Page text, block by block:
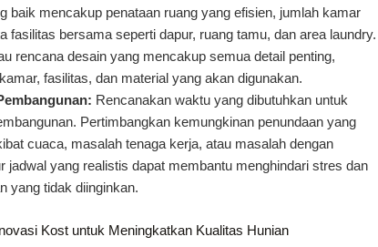
baik mencakup penataan ruang yang efisien, jumlah kamar
fasilitas bersama seperti dapur, ruang tamu, dan area laundry.
rencana desain yang mencakup semua detail penting,
fasilitas, dan material yang akan digunakan.
Rencanakan waktu yang dibutuhkan untuk
Pertimbangkan kemungkinan penundaan yang
cuaca, masalah tenaga kerja, atau masalah dengan
jadwal yang realistis dapat membantu menghindari stres dan
yang tidak diinginkan.
Kost untuk Meningkatkan Kualitas Hunian